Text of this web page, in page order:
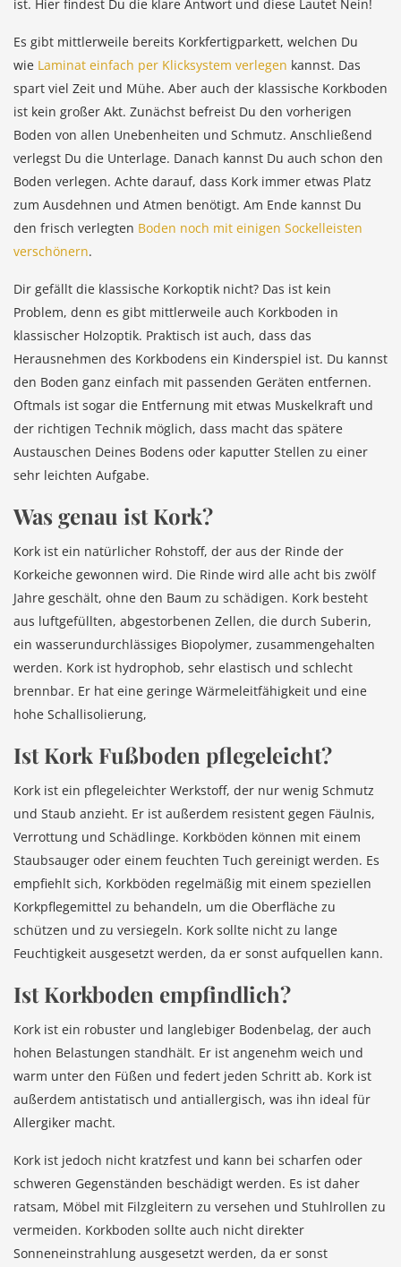
ist. Hier findest Du die klare Antwort und diese Lautet Nein!
Es gibt mittlerweile bereits Korkfertigparkett, welchen Du
wie Laminat einfach per Klicksystem verlegen kannst. Das
spart viel Zeit und Mühe. Aber auch der klassische Korkboden
ist kein großer Akt. Zunächst befreist Du den vorherigen
Boden von allen Unebenheiten und Schmutz. Anschließend
verlegst Du die Unterlage. Danach kannst Du auch schon den
Boden verlegen. Achte darauf, dass Kork immer etwas Platz
zum Ausdehnen und Atmen benötigt. Am Ende kannst Du
den frisch verlegten Boden noch mit einigen Sockelleisten
verschönern.
Dir gefällt die klassische Korkoptik nicht? Das ist kein
Problem, denn es gibt mittlerweile auch Korkboden in
klassischer Holzoptik. Praktisch ist auch, dass das
Herausnehmen des Korkbodens ein Kinderspiel ist. Du kannst
den Boden ganz einfach mit passenden Geräten entfernen.
Oftmals ist sogar die Entfernung mit etwas Muskelkraft und
der richtigen Technik möglich, dass macht das spätere
Austauschen Deines Bodens oder kaputter Stellen zu einer
sehr leichten Aufgabe.
Was genau ist Kork?
Kork ist ein natürlicher Rohstoff, der aus der Rinde der
Korkeiche gewonnen wird. Die Rinde wird alle acht bis zwölf
Jahre geschält, ohne den Baum zu schädigen. Kork besteht
aus luftgefüllten, abgestorbenen Zellen, die durch Suberin,
ein wasserundurchlässiges Biopolymer, zusammengehalten
werden. Kork ist hydrophob, sehr elastisch und schlecht
brennbar. Er hat eine geringe Wärmeleitfähigkeit und eine
hohe Schallisolierung,
Ist Kork Fußboden pflegeleicht?
Kork ist ein pflegeleichter Werkstoff, der nur wenig Schmutz
und Staub anzieht. Er ist außerdem resistent gegen Fäulnis,
Verrottung und Schädlinge. Korkböden können mit einem
Staubsauger oder einem feuchten Tuch gereinigt werden. Es
empfiehlt sich, Korkböden regelmäßig mit einem speziellen
Korkpflegemittel zu behandeln, um die Oberfläche zu
schützen und zu versiegeln. Kork sollte nicht zu lange
Feuchtigkeit ausgesetzt werden, da er sonst aufquellen kann.
Ist Korkboden empfindlich?
Kork ist ein robuster und langlebiger Bodenbelag, der auch
hohen Belastungen standhält. Er ist angenehm weich und
warm unter den Füßen und federt jeden Schritt ab. Kork ist
außerdem antistatisch und antiallergisch, was ihn ideal für
Allergiker macht.
Kork ist jedoch nicht kratzfest und kann bei scharfen oder
schweren Gegenständen beschädigt werden. Es ist daher
ratsam, Möbel mit Filzgleitern zu versehen und Stuhlrollen zu
vermeiden. Korkboden sollte auch nicht direkter
Sonneneinstrahlung ausgesetzt werden, da er sonst